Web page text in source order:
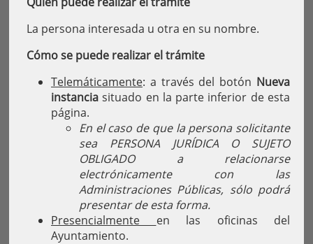
La persona interesada u otra en su nombre.
Cómo se puede realizar el trámite
Telemáticamente: a través del botón Nueva
instancia situado en la parte inferior de esta
página.
En el caso de que la persona solicitante
sea PERSONA JURÍDICA O SUJETO
OBLIGADO a relacionarse
electrónicamente con las
Administraciones Públicas, sólo podrá
presentar de esta forma.
Presencialmente en las oficinas del
Ayuntamiento.